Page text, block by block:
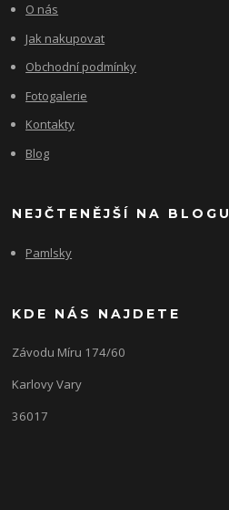
O nás
Jak nakupovat
Obchodní podmínky
Fotogalerie
Kontakty
Blog
NEJČTENĚJŠÍ NA BLOGU
Pamlsky
KDE NÁS NAJDETE
Závodu Míru 174/60
Karlovy Vary
36017